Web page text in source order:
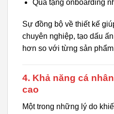
Quà tặng onboarding
Sự đồng bộ về thiết kế
chuyên nghiệp, tạo dấu
hơn so với từng sản
4. Khả năng cá
cao
Một trong những lý do